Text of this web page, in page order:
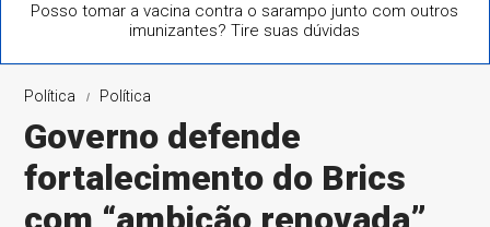
Posso tomar a vacina contra o sarampo junto com outros
imunizantes? Tire suas dúvidas
Política Política
Governo defende
fortalecimento do Brics